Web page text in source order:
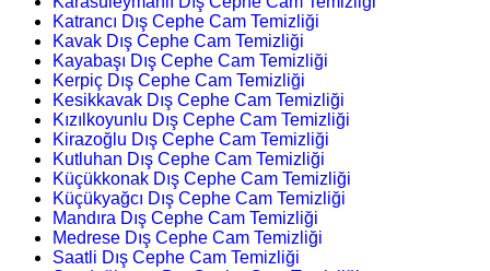
Katrancı Dış Cephe Cam Temizliği
Kavak Dış Cephe Cam Temizliği
Kayabaşı Dış Cephe Cam Temizliği
Kerpiç Dış Cephe Cam Temizliği
Kesikkavak Dış Cephe Cam Temizliği
Kızılkoyunlu Dış Cephe Cam Temizliği
Kirazoğlu Dış Cephe Cam Temizliği
Kutluhan Dış Cephe Cam Temizliği
Küçükkonak Dış Cephe Cam Temizliği
Küçükyağcı Dış Cephe Cam Temizliği
Mandıra Dış Cephe Cam Temizliği
Medrese Dış Cephe Cam Temizliği
Saatli Dış Cephe Cam Temizliği